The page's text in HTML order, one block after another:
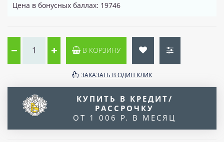
Цена в бонусных баллах: 19746
В КОРЗИНУ
ЗАКАЗАТЬ В ОДИН КЛИК
КУПИТЬ В КРЕДИТ/
РАССРОЧКУ
ОТ 1 006 Р. В МЕСЯЦ